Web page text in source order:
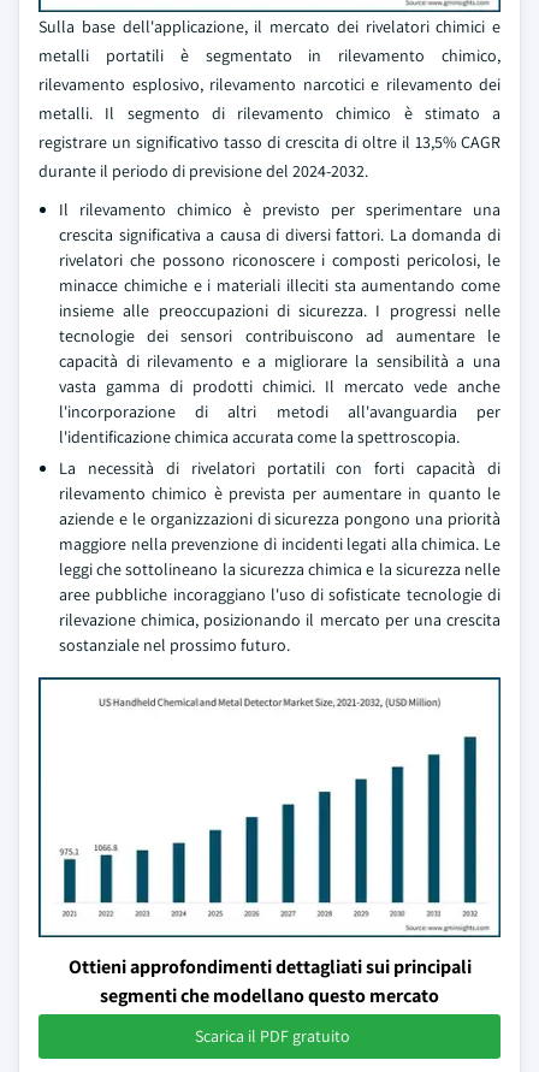
Sulla base dell'applicazione, il mercato dei rivelatori chimici e
metalli portatili è segmentato in rilevamento chimico,
rilevamento esplosivo, rilevamento narcotici e rilevamento dei
metalli. Il segmento di rilevamento chimico è stimato a
registrare un significativo tasso di crescita di oltre il 13,5% CAGR
durante il periodo di previsione del 2024-2032.
Il rilevamento chimico è previsto per sperimentare una
crescita significativa a causa di diversi fattori. La domanda di
rivelatori che possono riconoscere i composti pericolosi, le
minacce chimiche e i materiali illeciti sta aumentando come
insieme alle preoccupazioni di sicurezza. I progressi nelle
tecnologie dei sensori contribuiscono ad aumentare le
capacità di rilevamento e a migliorare la sensibilità a una
vasta gamma di prodotti chimici. Il mercato vede anche
l'incorporazione di altri metodi all'avanguardia per
l'identificazione chimica accurata come la spettroscopia.
La necessità di rivelatori portatili con forti capacità di
rilevamento chimico è prevista per aumentare in quanto le
aziende e le organizzazioni di sicurezza pongono una priorità
maggiore nella prevenzione di incidenti legati alla chimica. Le
leggi che sottolineano la sicurezza chimica e la sicurezza nelle
aree pubbliche incoraggiano l'uso di sofisticate tecnologie di
rilevazione chimica, posizionando il mercato per una crescita
sostanziale nel prossimo futuro.
Ottieni approfondimenti dettagliati sui principali
segmenti che modellano questo mercato
Scarica il PDF gratuito